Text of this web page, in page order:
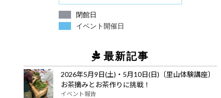
閉館日
イベント開催日
最新記事
2026年5月9日(土)・5月10日(日)〔里山体験講座〕
お茶摘みとお茶作りに挑戦！
イベント報告